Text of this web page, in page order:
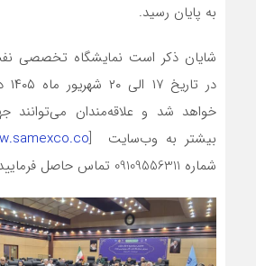
به پایان رسید.
شایان ذکر است نمایشگاه تخصصی
خواهد شد و علاقه‌مندان
بیشتر به وب‌سایت [
شماره 09109556311 تماس حاصل فرمایید.